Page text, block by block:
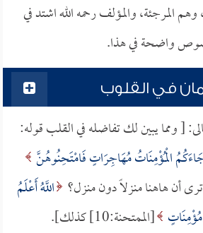
المرجئة، والمؤلف رحمه الله اشتد في
واضحة في هذا.
في القلوب
[ ومما يبين لك تفاضله في القلب قوله:
جَاءَكُمُ الْمُؤْمِنَاتُ مُهَاجِرَاتٍ فَامْتَحِنُوهُنَّ
اللَّهُ أَعْلَمُ
[الممتحنة:10] كذلك].